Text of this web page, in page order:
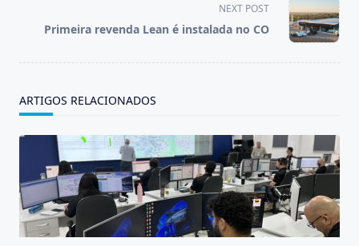
reader-
NEXT POST
Primeira revenda Lean é instalada no CO
ARTIGOS RELACIONADOS